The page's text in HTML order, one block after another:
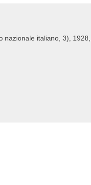
nazionale italiano, 3),